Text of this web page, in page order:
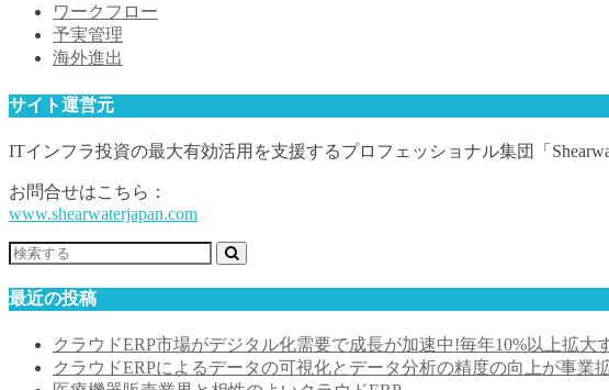
ワークフロー
予実管理
海外進出
サイト運営元
ITインフラ投資の最大有効活用を支援するプロフェッショナル集団「
お問合せはこちら：
www.shearwaterjapan.com
最近の投稿
クラウドERP市場がデジタル化需要で成長が加速中!毎年10%以上拡大
クラウドERPによるデータの可視化とデータ分析の精度の向上が事業